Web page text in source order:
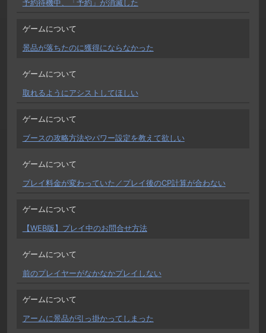
予約待機中、「予約」が消滅した
ゲームについて
景品が落ちたのに獲得にならなかった
ゲームについて
取れるようにアシストしてほしい
ゲームについて
ブースの攻略方法やパワー設定を教えて欲しい
ゲームについて
プレイ料金が変わっていた／プレイ後のCP計算が合わない
ゲームについて
【WEB版】プレイ中のお問合せ方法
ゲームについて
前のプレイヤーがなかなかプレイしない
ゲームについて
アームに景品が引っ掛かってしまった